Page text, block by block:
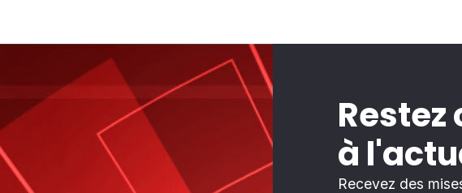
à
Recevez des